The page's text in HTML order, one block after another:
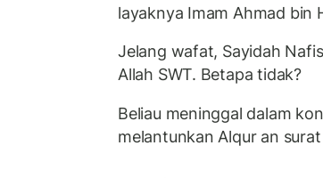
layaknya Imam Ahmad bin
Jelang wafat, Sayidah
Allah SWT. Betapa tidak?
Beliau meninggal dalam
melantunkan Alqur an